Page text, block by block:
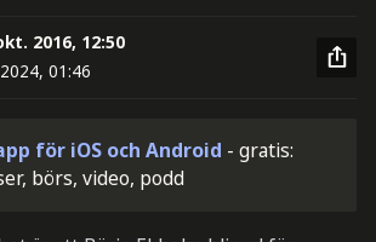
2016, 12:50
01:46
för iOS och Android - gratis:
börs, video, podd